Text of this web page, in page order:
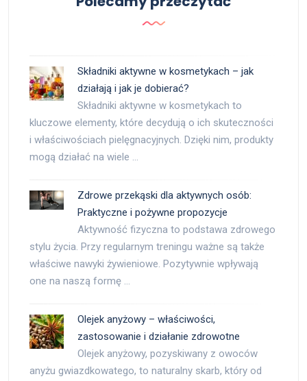
Składniki aktywne w kosmetykach – jak
działają i jak je dobierać?
Składniki aktywne w kosmetykach to
kluczowe elementy, które decydują o ich skuteczności
i właściwościach pielęgnacyjnych. Dzięki nim, produkty
mogą działać na wiele …
Zdrowe przekąski dla aktywnych osób:
Praktyczne i pożywne propozycje
Aktywność fizyczna to podstawa zdrowego
stylu życia. Przy regularnym treningu ważne są także
właściwe nawyki żywieniowe. Pozytywnie wpływają
one na naszą formę …
Olejek anyżowy – właściwości,
zastosowanie i działanie zdrowotne
Olejek anyżowy, pozyskiwany z owoców
anyżu gwiazdkowatego, to naturalny skarb, który od